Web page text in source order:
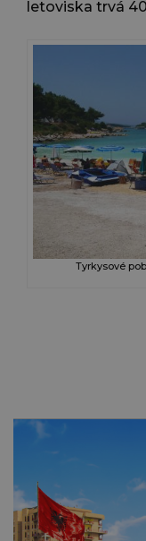
letoviska trvá
Tyrkysové